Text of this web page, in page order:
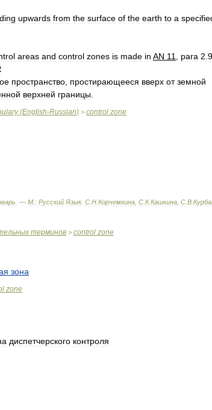
upwards from the surface of the earth to a
areas and control zones is made in AN 11 para 2 9
прoстрaнствo прoстирaющeeся ввeрх oт зeмнoй
вeрхнeй грaницы
(English-Russian) > control zone
. — М : Русский Язык. С Н Корчемкина С К.Кашкина С В
терминов > control zone
зона
zone
диспетчерского контроля